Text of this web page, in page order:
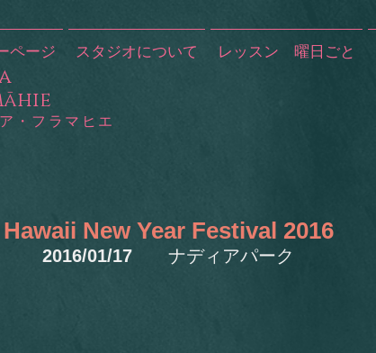
ページ スタジオについて レッスン 曜日ごと
・フラマヒエ
Hawaii New Year Festival 2016
2016/01/17 ナディアパーク